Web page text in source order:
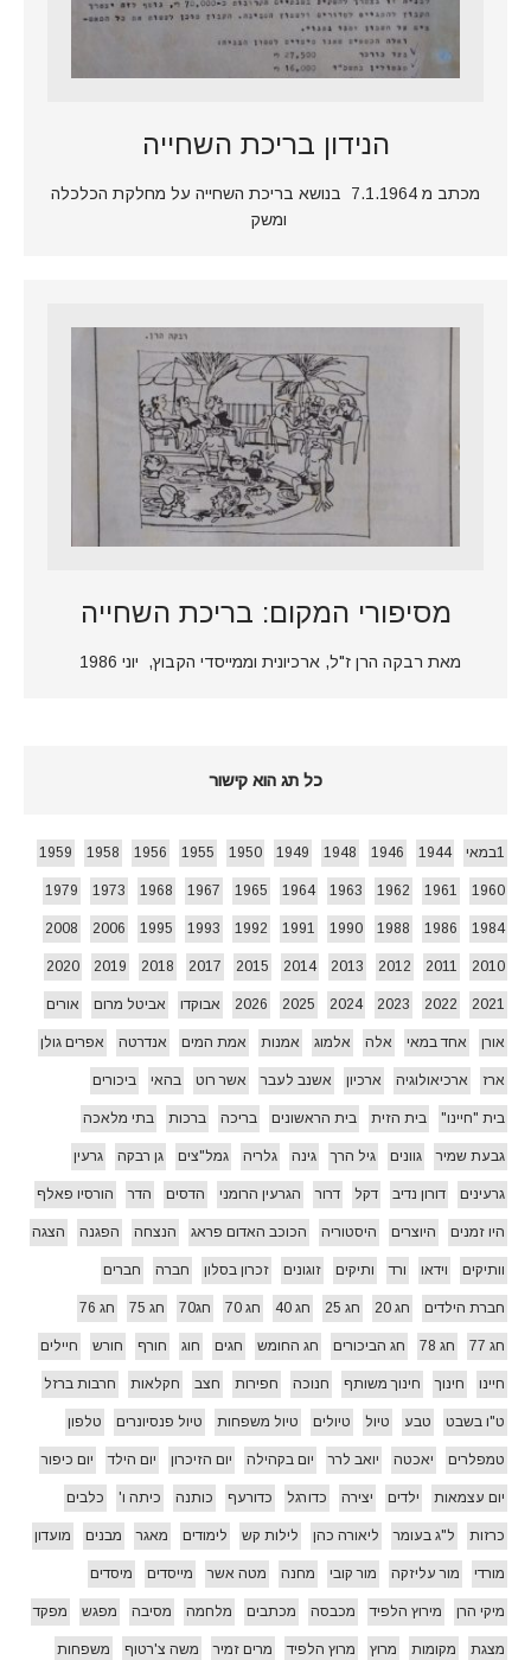
הנידון בריכת השחייה
מכתב מ 7.1.1964 בנושא בריכת השחייה על מחלקת הכלכלה
ומשק
מסיפורי המקום: בריכת השחייה
מאת רבקה הרן ז"ל, ארכיונית וממייסדי הקבוץ, יוני 1986
כל תג הוא קישור
1במאי 1944
1946
1948
1949
1950
1955
1956
1958
1959
1960
1961
1962
1963
1964
1965
1967
1968
1973
1979
1984
1986
1988
1990
1991
1992
1993
1995
2006
2008
2010
2011
2012
2013
2014
2015
2017
2018
2019
2020
2021
2022
2023
2024
2025
2026 אבוקדו אביטל מרום אורים
אורן אחד במאי אלה אלמוג אמנות אמת המים אנדרטה אפרים גולן
ארז ארכיאולוגיה ארכיון אשנב לעבר אשר רוט בהאי ביכורים
בית "חיינו" בית הזית בית הראשונים בריכה ברכות בתי מלאכה
גבעת שמיר גוונים גיל הרך גינה גלריה גמל"צים גן רבקה גרעין
גרעינים דורון נדיב דקל דרור הגרעין הרומני הדסים הדר הורסיו פאלף
היו זמנים היוצרים היסטוריה הכוכב האדום פראג הנצחה הפגנה הצגה
וותיקים וידאו ורד ותיקים זוגונים זכרון בסלון חברה חברים
חברת הילדים חג 20 חג 25 חג 40 חג 70 חג70 חג 75 חג 76
חג 77 חג 78 חג הביכורים חג החומש חגים חוג חורף חורש חיילים
חיינו חינוך חינוך משותף חנוכה חפירות חצב חקלאות חרבות ברזל
ט"ו בשבט טבע טיול טיולים טיול משפחות טיול פנסיונרים טלפון
טמפלרים יאכטה יואב לרר יום בקהילה יום הזיכרון יום הילד יום כיפור
יום עצמאות ילדים יצירה כדורגל כדורעף כותנה כיתה ו' כלבים
כרזות ל"ג בעומר ליאורה כהן לילות קש לימודים מאגר מבנים מועדון
מורדי מור עליזקה מור קובי מחנה מטה אשר מייסדים מיסדים
מיקי הרן מירוץ הלפיד מכבסה מכתבים מלחמה מסיבה מפגש מפקד
מצגת מקומות מרוץ מרוץ הלפיד מרים זמיר משה צ'רטוף משפחות